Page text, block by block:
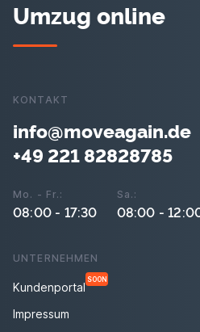
Umzug online
KONTAKT
info@moveagain.de
+49 221 82828785
Mo. - Fr.:
08:00 - 17:30
Sa.:
08:00 -
UNTERNEHMEN
Kundenportal
SOON
Impressum